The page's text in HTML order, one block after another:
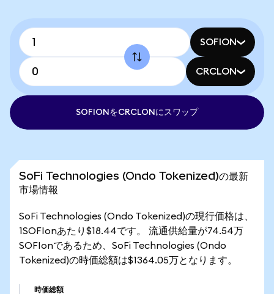
SOFION
CRCLON
SOFIONをCRCLONにスワップ
SoFi Technologies (Ondo Tokenized)の最新
市場情報
SoFi Technologies (Ondo Tokenized)の現行価格は、
1SOFIonあたり$18.44です。 流通供給量が74.54万
SOFIonであるため、SoFi Technologies (Ondo
Tokenized)の時価総額は$1364.05万となります。
時価総額